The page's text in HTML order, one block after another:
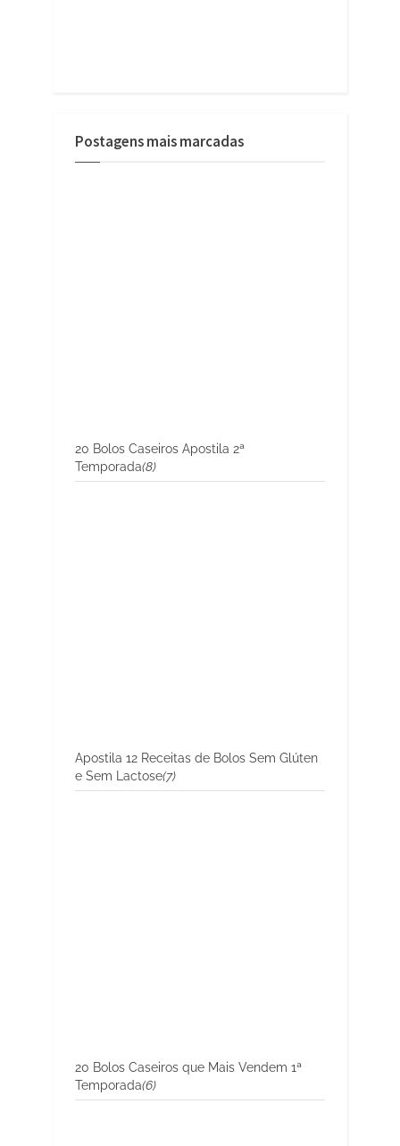
Postagens mais marcadas
20 Bolos Caseiros Apostila 2ª
Temporada(8)
Apostila 12 Receitas de Bolos Sem Glúten
e Sem Lactose(7)
20 Bolos Caseiros que Mais Vendem 1ª
Temporada(6)